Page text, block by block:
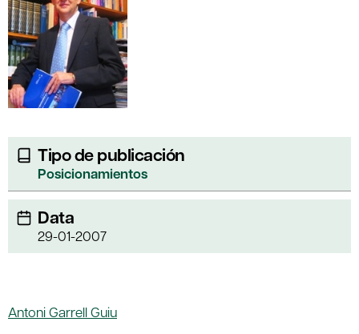
Tipo de publicación
Posicionamientos
Data
29-01-2007
Antoni Garrell Guiu